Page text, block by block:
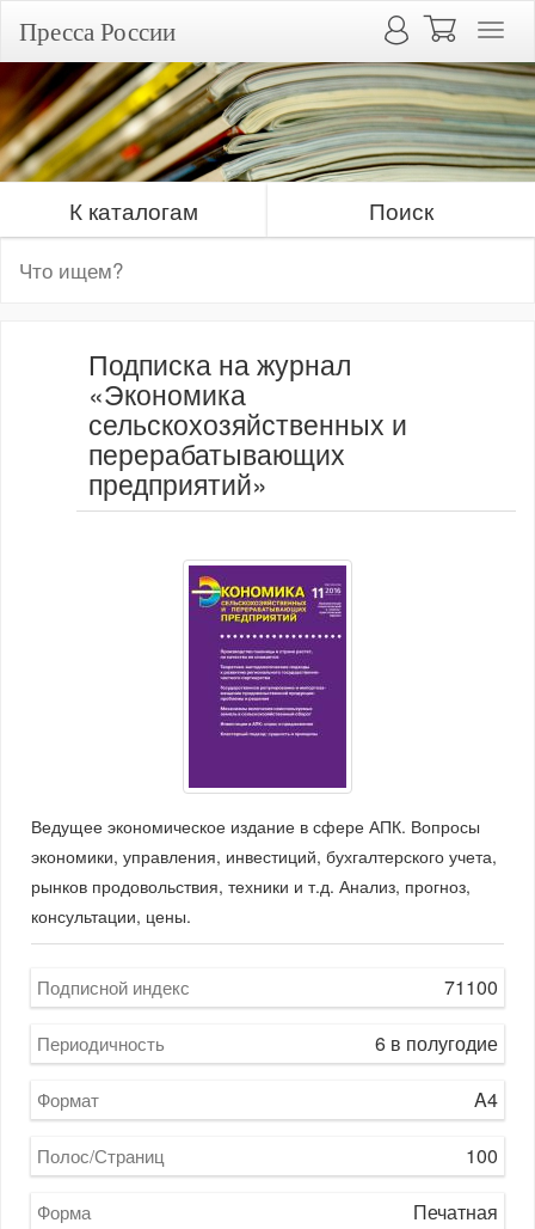
Пресса России
К каталогам Поиск
Подписка на журнал
«Экономика
сельскохозяйственных и
перерабатывающих
предприятий»
Ведущее экономическое издание в сфере АПК. Вопросы
экономики, управления, инвестиций, бухгалтерского учета,
рынков продовольствия, техники и т.д. Анализ, прогноз,
консультации, цены.
Подписной индекс 71100
Периодичность 6 в полугодие
Формат A4
Полос/Страниц 100
Форма Печатная